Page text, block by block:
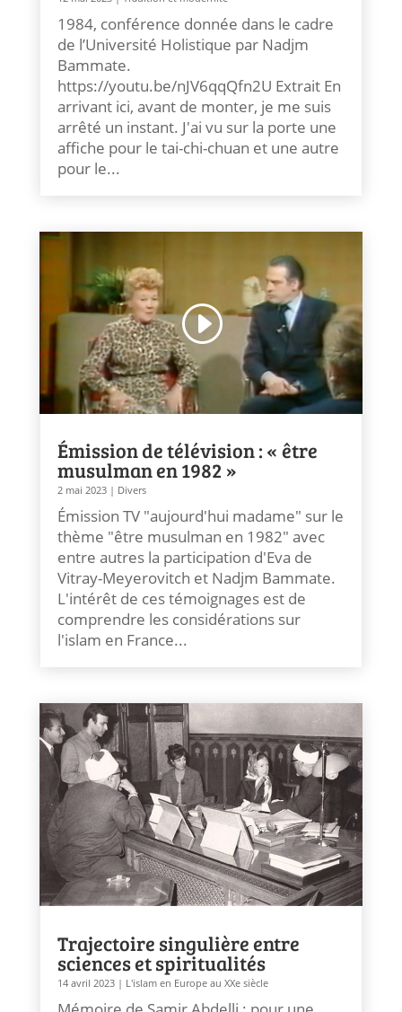
1984, conférence donnée dans le cadre
de l’Université Holistique par Nadjm
Bammate.
https://youtu.be/nJV6qqQfn2U Extrait En
arrivant ici, avant de monter, je me suis
arrêté un instant. J'ai vu sur la porte une
affiche pour le tai-chi-chuan et une autre
pour le...
Émission de télévision : « être
musulman en 1982 »
2 mai 2023| Divers
Émission TV "aujourd'hui madame" sur le
thème "être musulman en 1982" avec
entre autres la participation d'Eva de
Vitray-Meyerovitch et Nadjm Bammate.
L'intérêt de ces témoignages est de
comprendre les considérations sur
l'islam en France...
Trajectoire singulière entre
sciences et spiritualités
14 avril 2023| L'islam en Europe au XXe siècle